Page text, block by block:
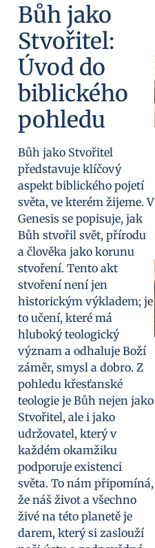
Bůh jako
Stvořitel:
Úvod do
biblického
pohledu
Bůh jako Stvořitel
představuje klíčový
aspekt biblického pojetí
světa, ve kterém žijeme. V
Genesis se popisuje, jak
Bůh stvořil svět, přírodu
a člověka jako korunu
stvoření. Tento akt
stvoření není jen
historickým výkladem; je
to učení, které má
hluboký teologický
význam a odhaluje Boží
záměr, smysl a dobro. Z
pohledu křesťanské
teologie je Bůh nejen jako
Stvořitel, ale i jako
udržovatel, který v
každém okamžiku
podporuje existenci
světa. To nám připomíná,
že náš život a všechno
živé na této planetě je
darem, který si zaslouží